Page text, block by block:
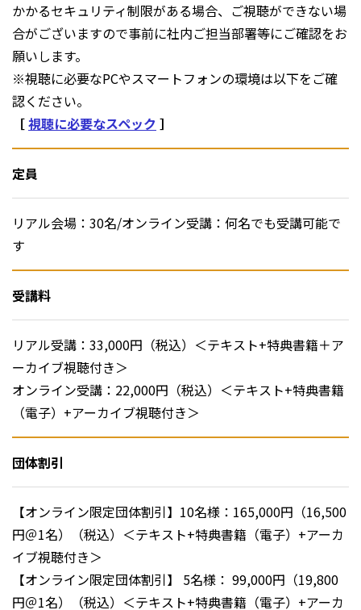
かかるセキュリティ制限がある場合、ご視聴ができない場
合がございますので事前に社内ご担当部署等にご確認をお
願いします。
※視聴に必要なPCやスマートフォンの環境は以下をご確
認ください。
［視聴に必要なスペック ］
定員
リアル会場：30名/オンライン受講：何名でも受講可能で
す
受講料
リアル受講：33,000円（税込）＜テキスト+特典書籍＋ア
ーカイブ視聴付き＞
オンライン受講：22,000円（税込）＜テキスト+特典書籍
（電子）+アーカイブ視聴付き＞
団体割引
【オンライン限定団体割引】10名様：165,000円（16,500
円＠1名）（税込）＜テキスト+特典書籍（電子）+アーカ
イブ視聴付き＞
【オンライン限定団体割引】 5名様： 99,000円（19,800
円＠1名）（税込）＜テキスト+特典書籍（電子）+アーカ